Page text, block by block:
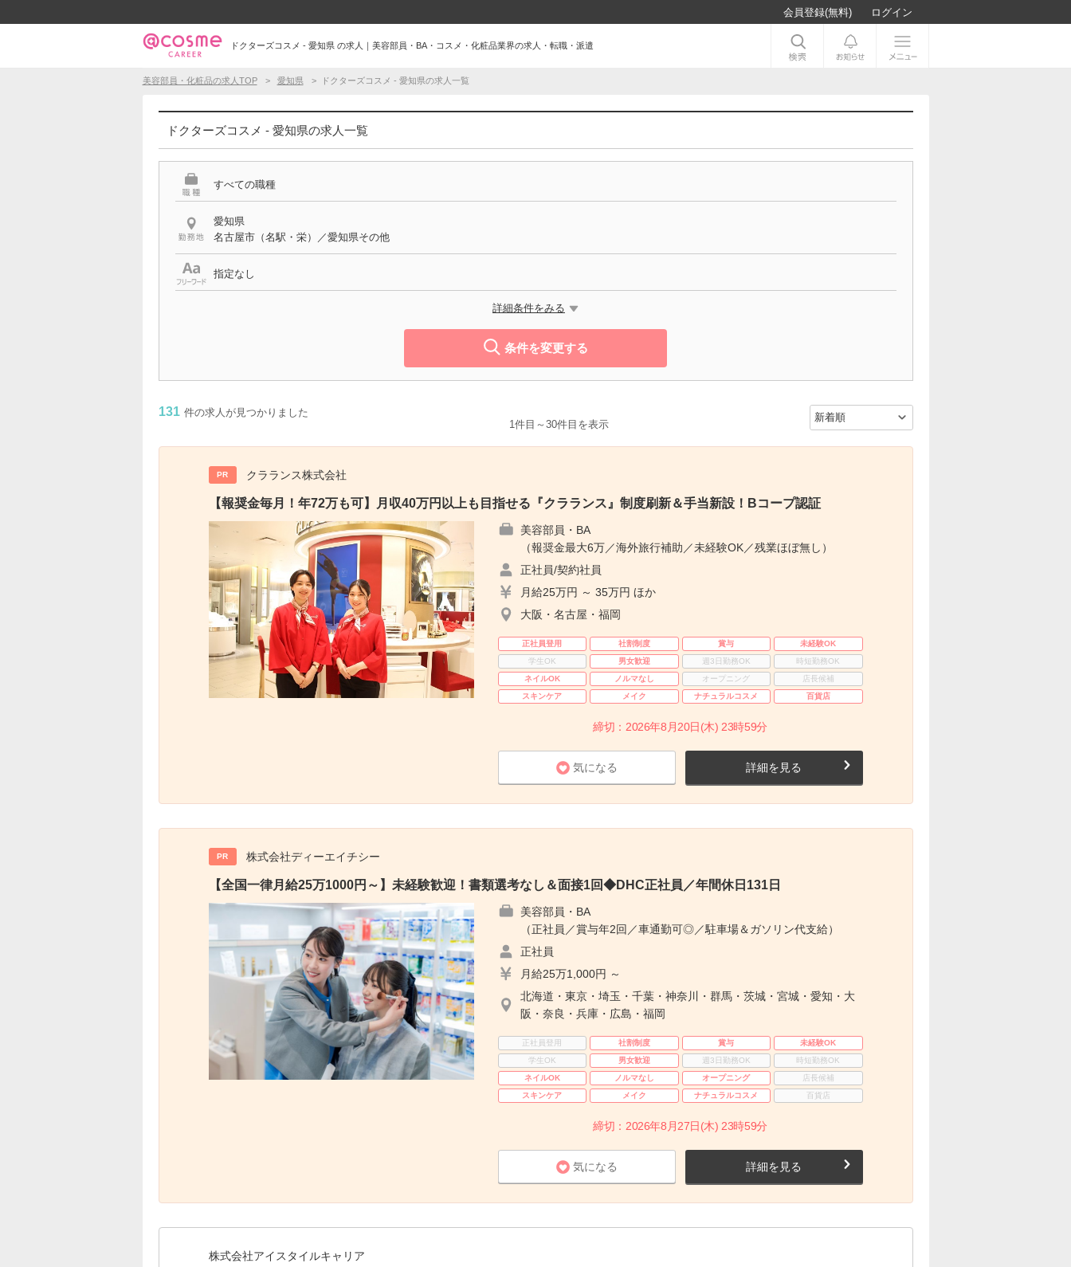
会員登録(無料) ログイン
ドクターズコスメ - 愛知県 の求人｜美容部員・BA・コスメ・化粧品業界の求人・転職・派遣
美容部員・化粧品の求人TOP 愛知県 ドクターズコスメ - 愛知県の求人一覧
ドクターズコスメ - 愛知県の求人一覧
すべての職種
愛知県
名古屋市（名駅・栄）／愛知県その他
指定なし
詳細条件をみる
条件を変更する
131 件の求人が見つかりました
1件目～30件目を表示
PR クラランス株式会社
【報奨金毎月！年72万も可】月収40万円以上も目指せる『クラランス』制度刷新＆手当新設！Bコープ認証
美容部員・BA
（報奨金最大6万／海外旅行補助／未経験OK／残業ほぼ無し）
正社員/契約社員
月給25万円 ～ 35万円 ほか
大阪・名古屋・福岡
正社員登用 社割制度 賞与
未経験OK
学生OK
男女歓迎 週3日勤務OK
時短勤務OK
ネイルOK
ノルマなし オープニング
店長候補
スキンケア
メイク ナチュラルコスメ 百貨店
締切：2026年8月20日(木) 23時59分
気になる 詳細を見る
PR 株式会社ディーエイチシー
【全国一律月給25万1000円～】未経験歓迎！書類選考なし＆面接1回◆DHC正社員／年間休日131日
美容部員・BA
（正社員／賞与年2回／車通勤可◎／駐車場＆ガソリン代支給）
正社員
月給25万1,000円 ～
北海道・東京・埼玉・千葉・神奈川・群馬・茨城・宮城・愛知・大
阪・奈良・兵庫・広島・福岡
正社員登用 社割制度 賞与
未経験OK
学生OK
男女歓迎 週3日勤務OK
時短勤務OK
ネイルOK
ノルマなし オープニング
店長候補
スキンケア
メイク ナチュラルコスメ 百貨店
締切：2026年8月27日(木) 23時59分
気になる 詳細を見る
株式会社アイスタイルキャリア